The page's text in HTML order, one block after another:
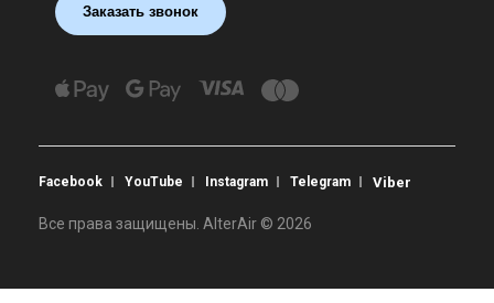
Заказать звонок
Facebook YouTube Instagram Telegram Viber
Все права защищены. AlterAir © 2026